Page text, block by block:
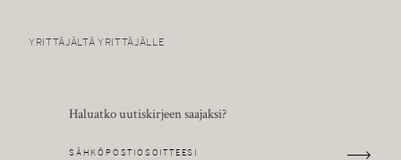
YRITTÄJÄLTÄ YRITTÄJÄLLE
Haluatko uutiskirjeen saajaksi?